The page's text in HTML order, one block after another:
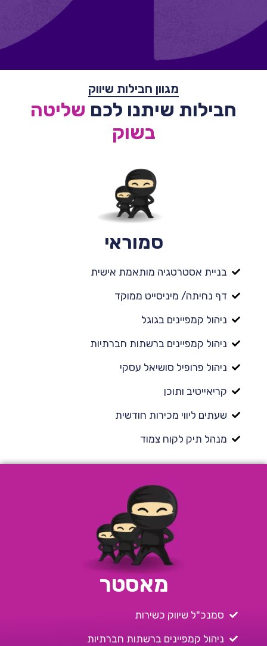
מגוון חבילות שיווק
חבילות שיתנו לכם שליטה
בשוק
סמוראי
בניית אסטרטגיה מותאמת אישית
דף נחיתה/ מיניסייט ממוקד
ניהול קמפיינים בגוגל
ניהול קמפיינים ברשתות חברתיות
ניהול פרופיל סושיאל עסקי
קריאייטיב ותוכן
שעתים ליווי מכירות חודשית
מנהל תיק לקוח צמוד
מאסטר
סמנכ"ל שיווק כשירות
ניהול קמפיינים ברשתות חברתיות